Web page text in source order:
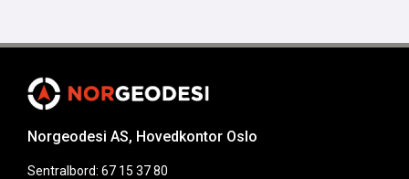
Norgeodesi AS, Hovedkontor Oslo
Sentralbord: 67 15 37 80